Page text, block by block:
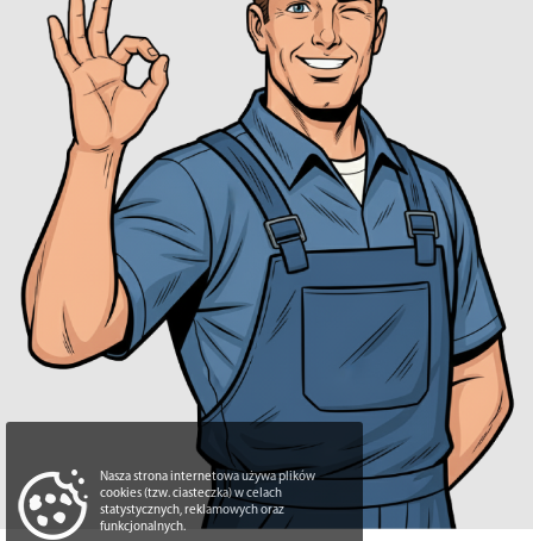
Nasza strona internetowa używa plików
cookies (tzw. ciasteczka) w celach
statystycznych, reklamowych oraz
funkcjonalnych.